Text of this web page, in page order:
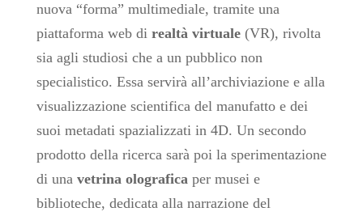
nuova “forma” multimediale, tramite una
piattaforma web di realtà virtuale(VR), rivolta
sia agli studiosi che a un pubblico non
specialistico. Essa servirà all’archiviazione e alla
visualizzazione scientifica del manufatto e dei
suoi metadati spazializzati in 4D. Un secondo
prodotto della ricerca sarà poi la sperimentazione
di una vetrina olograficaper musei e
biblioteche, dedicata alla narrazione del